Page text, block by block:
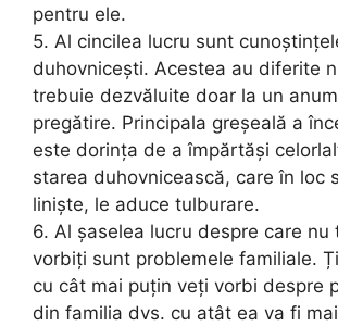
pentru ele.
5. Al cincilea lucru sunt
duhovnicești. Acestea au diferite
trebuie dezvăluite doar la un
pregătire. Principala greșeală a
este dorința de a împărtăși
starea duhovnicească, care în loc
liniște, le aduce tulburare.
6. Al șaselea lucru despre care nu
vorbiţi sunt problemele familiale.
cu cât mai puțin veți vorbi despre
din familia dvs. cu atât ea va fi